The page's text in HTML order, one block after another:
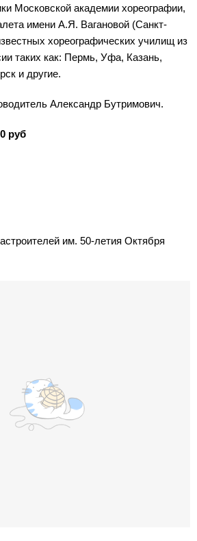
Московской академии хореографии,
имени А.Я. Вагановой (Санкт-
хореографических училищ из
таких как: Пермь, Уфа, Казань,
и другие.
Александр Бутримович.
руб
им. 50-летия Октября